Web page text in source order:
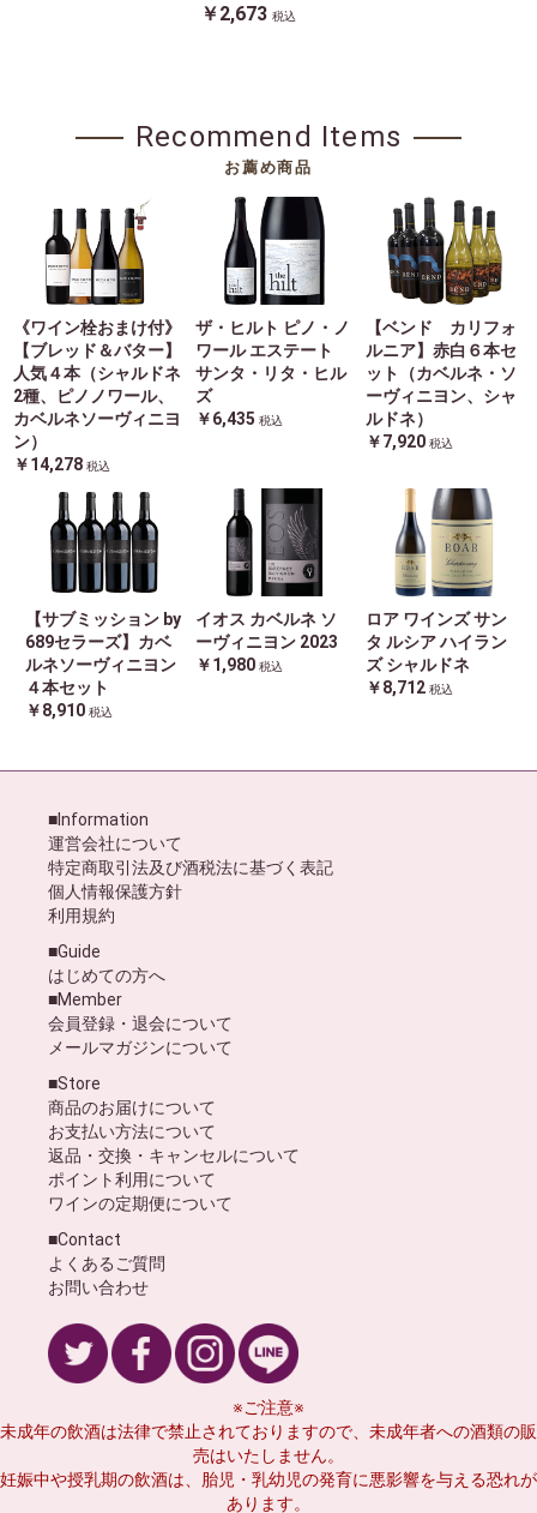
￥2,673 税込
Recommend Items
お薦め商品
《ワイン栓おまけ付》
【ブレッド＆バター】
人気４本（シャルドネ
2種、ピノノワール、
カベルネソーヴィニヨ
ン）
￥14,278 税込
ザ・ヒルト ピノ・ノ
ワール エステート
サンタ・リタ・ヒル
ズ
￥6,435 税込
【ベンド カリフォ
ルニア】赤白６本セ
ット（カベルネ・ソ
ーヴィニヨン、シャ
ルドネ）
￥7,920 税込
【サブミッション by
689セラーズ】カベ
ルネソーヴィニヨン
４本セット
￥8,910 税込
イオス カベルネ ソ
ーヴィニヨン 2023
￥1,980 税込
ロア ワインズ サン
タ ルシア ハイラン
ズ シャルドネ
￥8,712 税込
■Information
運営会社について
特定商取引法及び酒税法に基づく表記
個人情報保護方針
利用規約
■Guide
はじめての方へ
■Member
会員登録・退会について
メールマガジンについて
■Store
商品のお届けについて
お支払い方法について
返品・交換・キャンセルについて
ポイント利用について
ワインの定期便について
■Contact
よくあるご質問
お問い合わせ
※ご注意※
未成年の飲酒は法律で禁止されておりますので、未成年者への酒類の販
売はいたしません。
妊娠中や授乳期の飲酒は、胎児・乳幼児の発育に悪影響を与える恐れが
あります。